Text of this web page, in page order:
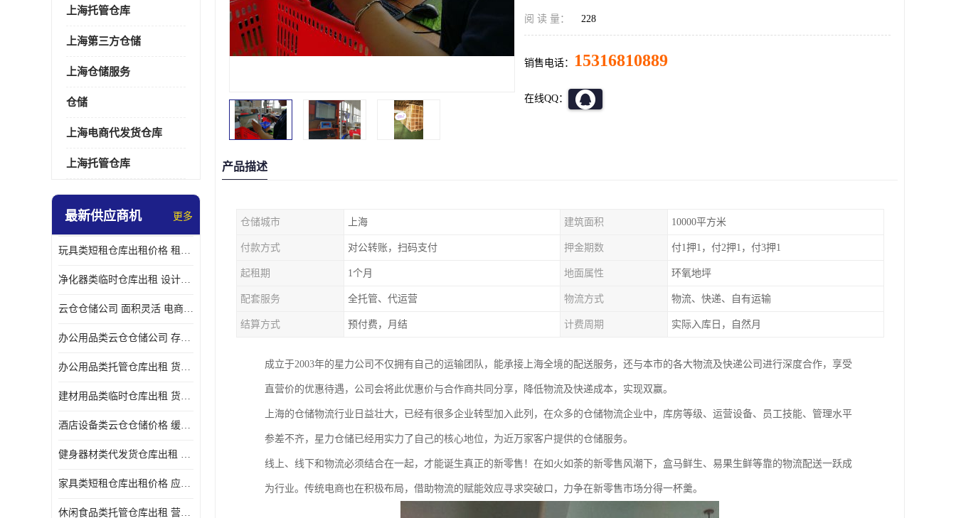
上海托管仓库
上海第三方仓储
上海仓储服务
仓储
上海电商代发货仓库
上海托管仓库
最新供应商机 更多
玩具类短租仓库出租价格 租期灵活 智能电商配套
净化器类临时仓库出租 设计简单 电商仓储物流战略合作
云仓仓储公司 面积灵活 电商仓储物流战略合作
办公用品类云仓仓储公司 存货周转很快 电商仓储物流战略整合
办公用品类托管仓库出租 货物装卸方便 电商仓储物流战略合作
建材用品类临时仓库出租 货物装卸方便 仓储供应链配套
酒店设备类云仓仓储价格 缓解企业储存压力 智能电商配套
健身器材类代发货仓库出租 租期灵活 新媒体平台配套
家具类短租仓库出租价格 应用广泛 智能电商配套
休闲食品类托管仓库出租 营造良好环境氛围 垂直电商配套
阅 读 量： 228
销售电话： 15316810889
在线QQ：
产品描述
仓储城市 上海 建筑面积 10000平方米
付款方式 对公转账，扫码支付 押金期数 付1押1，付2押1，付3押1
起租期 1个月 地面属性 环氧地坪
配套服务 全托管、代运营 物流方式 物流、快递、自有运输
结算方式 预付费，月结 计费周期 实际入库日，自然月
成立于2003年的星力公司不仅拥有自己的运输团队，能承接上海全境的配送服务，还与本市的各大物流及快递公司进行深度合作，享受
直营价的优惠待遇，公司会将此优惠价与合作商共同分享，降低物流及快递成本，实现双赢。
上海的仓储物流行业日益壮大，已经有很多企业转型加入此列，在众多的仓储物流企业中，库房等级、运营设备、员工技能、管理水平
参差不齐，星力仓储已经用实力了自己的核心地位，为近万家客户提供的仓储服务。
线上、线下和物流必须结合在一起，才能诞生真正的新零售！在如火如荼的新零售风潮下，盒马鲜生、易果生鲜等靠的物流配送一跃成
为行业。传统电商也在积极布局，借助物流的赋能效应寻求突破口，力争在新零售市场分得一杯羹。